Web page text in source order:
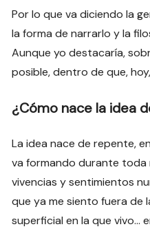
Por lo que va diciendo la
la forma de narrarlo y la
Aunque yo destacaría,
posible, dentro de que,
¿Cómo nace la idea
La idea nace de repente,
va formando durante toda
vivencias y sentimientos
que ya me siento fuera de
superficial en la que vivo…